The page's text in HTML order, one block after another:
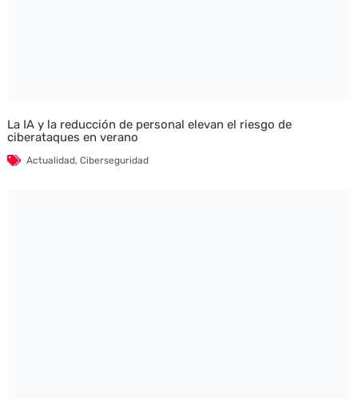
La IA y la reducción de personal elevan el riesgo de
ciberataques en verano
Actualidad, Ciberseguridad